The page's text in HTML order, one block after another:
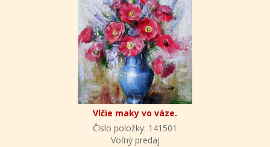
Vlčie maky vo váze.
Číslo položky: 141501
Voľný predaj